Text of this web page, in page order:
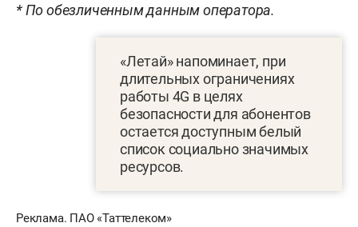
* По обезличенным данным оператора.
«Летай» напоминает, при
длительных ограничениях
работы 4G в целях
безопасности для абонентов
остается доступным белый
список социально значимых
ресурсов.
Реклама. ПАО «Таттелеком»